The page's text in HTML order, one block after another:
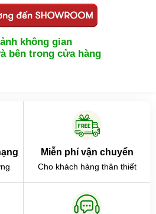
không gian
bên trong cửa hàng
Miễn phí vận chuyển
Cho khách hàng thân thiết